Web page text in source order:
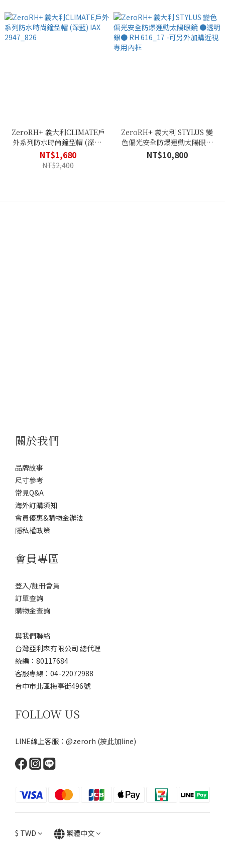
ZeroRH+ 義大利CLIMATE戶
外系列防水時尚鐘型帽 (深藍)
IAX 2947_826
NT$1,680
NT$2,400
ZeroRH+ 義大利 STYLUS 變
色偏光安全防爆運動太陽眼鏡
●透明銀● RH 616_17 -可另外
加購近視專用內框
NT$10,800
關於我們
品牌故事
尺寸參考
常見Q&A
海外訂購須知
會員優惠&購物金辦法
隱私權政策
會員專區
登入/註冊會員
訂單查詢
購物金查詢
與我們聯絡
台灣亞利森有限公司 總代理
統編：80117684
客服專線：04-22072988
台中市北區梅亭街496號
FOLLOW US
LINE線上客服：@zerorh (按此加line)
$ TWD 繁體中文